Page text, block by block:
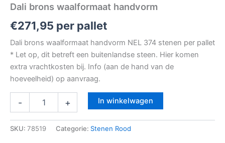
Dali brons waalformaat handvorm
€271,95 per pallet
Dali brons waalformaat handvorm NEL 374 stenen per pallet
* Let op, dit betreft een buitenlandse steen. Hier komen
extra vrachtkosten bij. Info (aan de hand van de
hoeveelheid) op aanvraag.
- + In winkelwagen
SKU: 78519 Categorie: Stenen Rood